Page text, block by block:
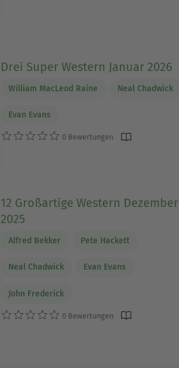
Drei Super Western Januar 2026
William MacLeod Raine Neal Chadwick
Evan Evans
0 Bewertungen
12 Großartige Western Dezember
2025
Alfred Bekker Pete Hackett
Neal Chadwick Evan Evans
John Frederick
0 Bewertungen